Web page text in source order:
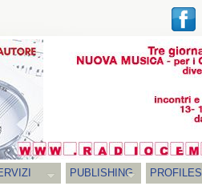
PUBLISHING PROFILES